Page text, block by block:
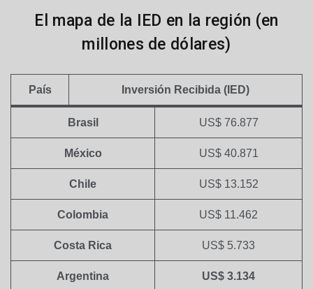
El mapa de la IED en la región (en
millones de dólares)
País Inversión Recibida (IED)
Brasil US$ 76.877
México US$ 40.871
Chile US$ 13.152
Colombia US$ 11.462
Costa Rica US$ 5.733
Argentina US$ 3.134